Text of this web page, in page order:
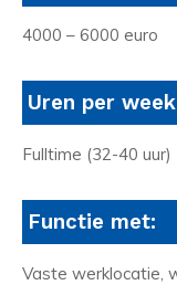
4000 – 6000 euro
Uren per week
Fulltime (32-40 uur)
Functie met:
Vaste werklocatie,